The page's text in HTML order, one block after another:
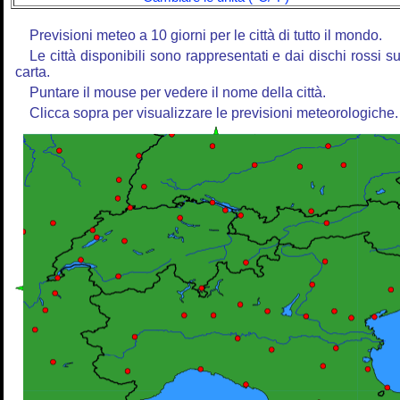
Previsioni meteo a 10 giorni per le città di tutto il mondo.
Le città disponibili sono rappresentati e dai dischi rossi
carta.
Puntare il mouse per vedere il nome della città.
Clicca sopra per visualizzare le previsioni meteorologiche.